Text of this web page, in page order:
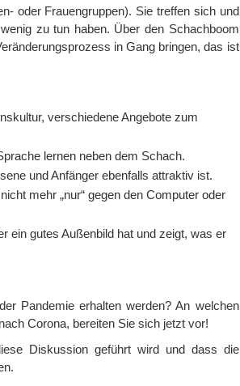
oder Frauengruppen). Sie treffen sich und
zu tun haben. Über den Schachboom
in Gang bringen, das ist
verschiedene Angebote zum
lernen neben dem Schach.
und Anfänger ebenfalls attraktiv ist.
mehr „nur“ gegen den Computer oder
ein gutes Außenbild hat und zeigt, was er
Pandemie erhalten werden? An welchen
Corona, bereiten Sie sich jetzt vor!
Diskussion geführt wird und dass die